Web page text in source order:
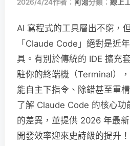
2026/4/24作者： 阿湯分類： 線上
AI 寫程式的工具層出不窮，
「Claude Code」絕對是近
具。有別於傳統的 IDE 擴充
駐你的終端機（Terminal）
能自主下指令、除錯甚至重
了解 Claude Code 的核心
的差異，並提供 2026 年最
開發效率迎來史詩級的提升！